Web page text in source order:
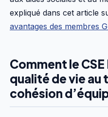
expliqué dans cet article
avantages des membres
Comment le
qualité de vie au
cohésion